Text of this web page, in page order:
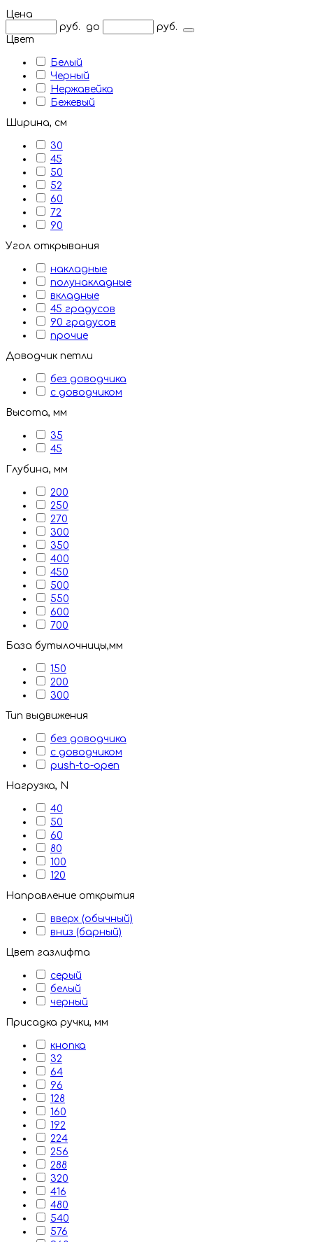
Цена
руб.
до
руб.
Цвет
Белый
Черный
Нержавейка
Бежевый
Ширина, см
30
45
50
52
60
72
90
Угол открывания
накладные
полунакладные
вкладные
45 градусов
90 градусов
прочие
Доводчик петли
без доводчика
с доводчиком
Высота, мм
35
45
Глубина, мм
200
250
270
300
350
400
450
500
550
600
700
База бутылочницы,мм
150
200
300
Тип выдвижения
без доводчика
с доводчиком
push-to-open
Нагрузка, N
40
50
60
80
100
120
Направление открытия
вверх (обычный)
вниз (барный)
Цвет газлифта
серый
белый
черный
Присадка ручки, мм
кнопка
32
64
96
128
160
192
224
256
288
320
416
480
540
576